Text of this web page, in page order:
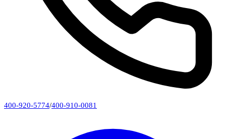
400-920-5774/400-910-0081